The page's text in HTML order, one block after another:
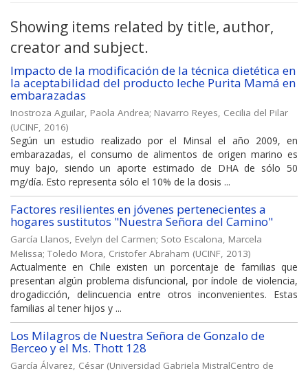
Showing items related by title, author,
creator and subject.
Impacto de la modificación de la técnica dietética en
la aceptabilidad del producto leche Purita Mamá en
embarazadas
Inostroza Aguilar, Paola Andrea; Navarro Reyes, Cecilia del Pilar
(UCINF, 2016)
Según un estudio realizado por el Minsal el año 2009, en
embarazadas, el consumo de alimentos de origen marino es
muy bajo, siendo un aporte estimado de DHA de sólo 50
mg/día. Esto representa sólo el 10% de la dosis ...
Factores resilientes en jóvenes pertenecientes a
hogares sustitutos "Nuestra Señora del Camino"
García Llanos, Evelyn del Carmen; Soto Escalona, Marcela
Melissa; Toledo Mora, Cristofer Abraham (UCINF, 2013)
Actualmente en Chile existen un porcentaje de familias que
presentan algún problema disfuncional, por índole de violencia,
drogadicción, delincuencia entre otros inconvenientes. Estas
familias al tener hijos y ...
Los Milagros de Nuestra Señora de Gonzalo de
Berceo y el Ms. Thott 128
García Álvarez, César (Universidad Gabriela MistralCentro de